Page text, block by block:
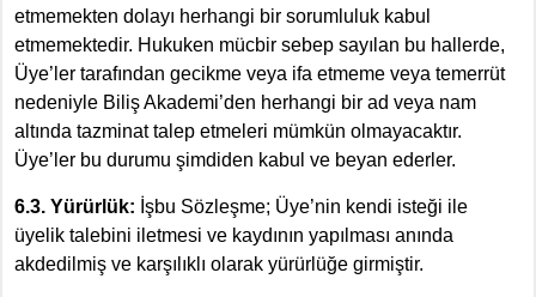
etmemekten dolayı herhangi bir sorumluluk kabul
etmemektedir. Hukuken mücbir sebep sayılan bu hallerde,
Üye’ler tarafından gecikme veya ifa etmeme veya temerrüt
nedeniyle Biliş Akademi’den herhangi bir ad veya nam
altında tazminat talep etmeleri mümkün olmayacaktır.
Üye’ler bu durumu şimdiden kabul ve beyan ederler.
6.3. Yürürlük: İşbu Sözleşme; Üye’nin kendi isteği ile
üyelik talebini iletmesi ve kaydının yapılması anında
akdedilmiş ve karşılıklı olarak yürürlüğe girmiştir.